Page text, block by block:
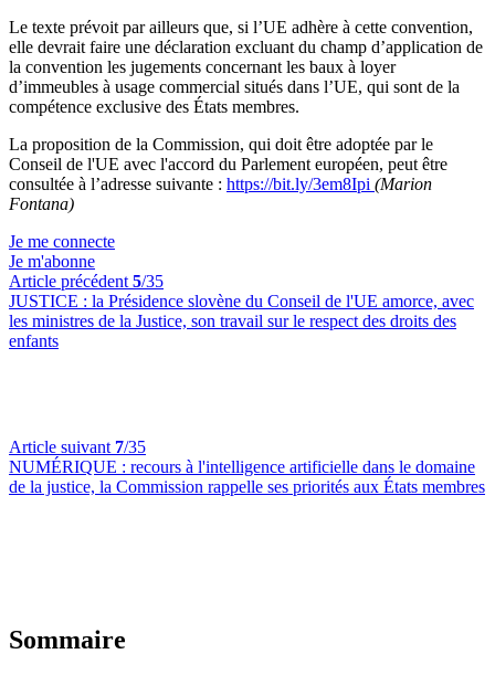
Le texte prévoit par ailleurs que, si l’UE adhère à cette convention,
elle devrait faire une déclaration excluant du champ d’application de
la convention les jugements concernant les baux à loyer
d’immeubles à usage commercial situés dans l’UE, qui sont de la
compétence exclusive des États membres.
La proposition de la Commission, qui doit être adoptée par le
Conseil de l'UE avec l'accord du Parlement européen, peut être
consultée à l’adresse suivante : https://bit.ly/3em8Ipi (Marion
Fontana)
Je me connecte
Je m'abonne
Article précédent 5/35
JUSTICE : la Présidence slovène du Conseil de l'UE amorce, avec
les ministres de la Justice, son travail sur le respect des droits des
enfants
Article suivant 7/35
NUMÉRIQUE : recours à l'intelligence artificielle dans le domaine
de la justice, la Commission rappelle ses priorités aux États membres
Sommaire